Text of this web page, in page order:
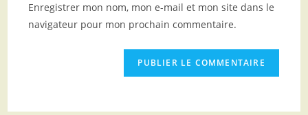
Enregistrer mon nom, mon e-mail et mon site dans le
navigateur pour mon prochain commentaire.